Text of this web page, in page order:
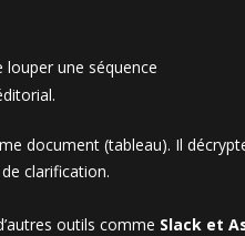
une séquence
document (tableau). Il
clarification.
outils comme Slack et